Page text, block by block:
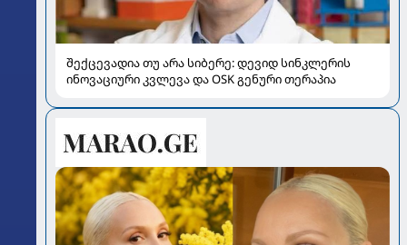
შექცევადია თუ არა სიბერე: დევიდ სინკლერის
ინოვაციური კვლევა და OSK გენური თერაპია